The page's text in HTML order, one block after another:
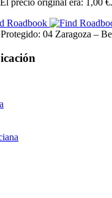
El precio original era: 1,00 €.
Protegido: 04 Zaragoza –